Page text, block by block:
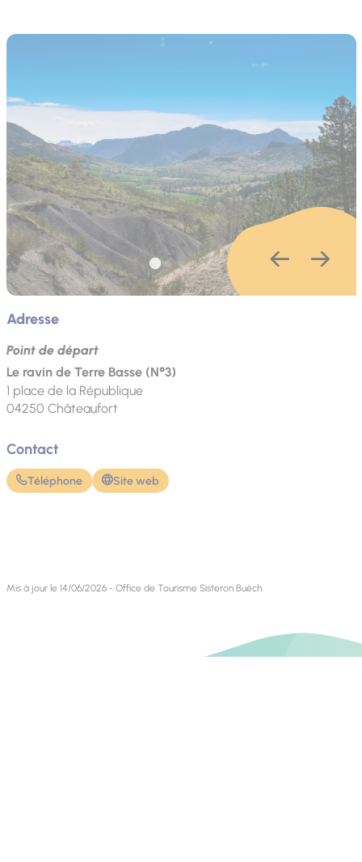
Adresse
Point de départ
Le ravin de Terre Basse (N°3)
1 place de la République
04250 Châteaufort
Contact
Téléphone Site web
Mis à jour le 14/06/2026 - Office de Tourisme Sisteron Buëch